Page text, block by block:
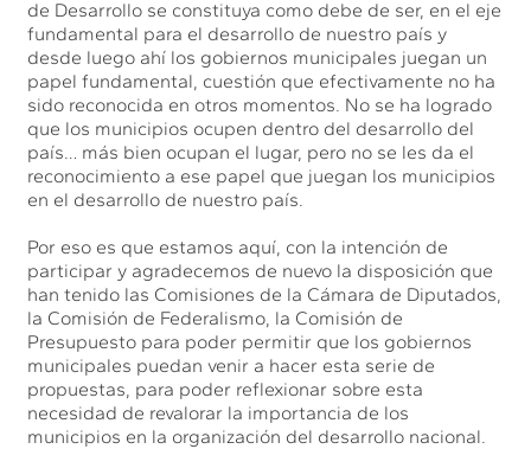
de Desarrollo se constituya como debe de ser, en el eje
fundamental para el desarrollo de nuestro país y
desde luego ahí los gobiernos municipales juegan un
papel fundamental, cuestión que efectivamente no ha
sido reconocida en otros momentos. No se ha logrado
que los municipios ocupen dentro del desarrollo del
país… más bien ocupan el lugar, pero no se les da el
reconocimiento a ese papel que juegan los municipios
en el desarrollo de nuestro país.
Por eso es que estamos aquí, con la intención de
participar y agradecemos de nuevo la disposición que
han tenido las Comisiones de la Cámara de Diputados,
la Comisión de Federalismo, la Comisión de
Presupuesto para poder permitir que los gobiernos
municipales puedan venir a hacer esta serie de
propuestas, para poder reflexionar sobre esta
necesidad de revalorar la importancia de los
municipios en la organización del desarrollo nacional.